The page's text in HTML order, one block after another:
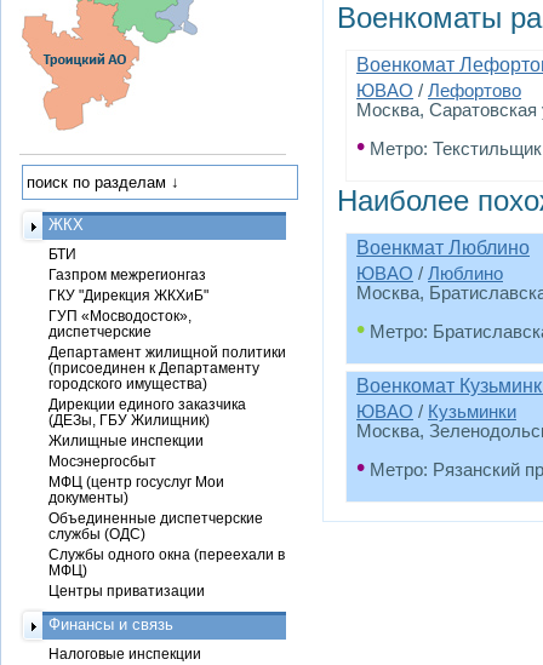
Военкоматы
Военкомат
ЮВАО / Лефортово
Москва, Саратовская
• Метро:
Наиболее
Военкмат Люблино
ЮВАО / Люблино
Москва,
• Метро:
Военкомат
ЮВАО / Кузьминки
Москва,
• Метро: Рязанский
ЖКХ
БТИ
Газпром межрегионгаз
ГКУ "Дирекция ЖКХиБ"
ГУП «Мосводосток»,
диспетчерские
Департамент жилищной политики
(присоединен к Департаменту
городского имущества)
Дирекции единого заказчика
(ДЕЗы, ГБУ Жилищник)
Жилищные инспекции
Мосэнергосбыт
МФЦ (центр госуслуг Мои
документы)
Объединенные диспетчерские
службы (ОДС)
Службы одного окна (переехали в
МФЦ)
Центры приватизации
Финансы и связь
Налоговые инспекции